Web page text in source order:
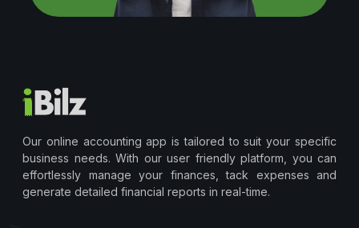
Our online accounting app is tailored to suit your specific
business needs. With our user friendly platform, you can
effortlessly manage your finances, tack expenses and
generate detailed financial reports in real-time.